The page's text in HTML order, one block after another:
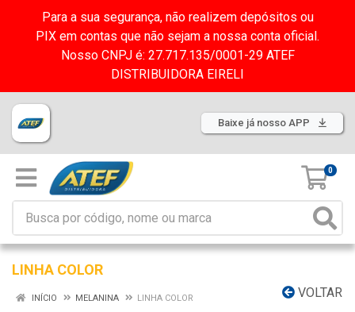
Para a sua segurança, não realizem depósitos ou
PIX em contas que não sejam a nossa conta oficial.
Nosso CNPJ é: 27.717.135/0001-29 ATEF
DISTRIBUIDORA EIRELI
Baixe já nosso APP
0
LINHA COLOR
VOLTAR
INÍCIO MELANINA LINHA COLOR